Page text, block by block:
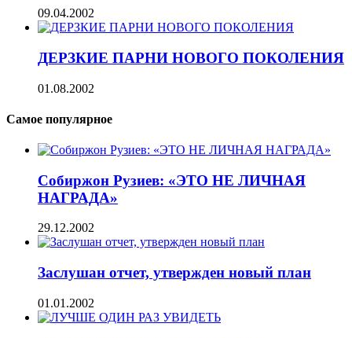
09.04.2002
ДЕРЗКИЕ ПАРНИ НОВОГО ПОКОЛЕНИЯ
01.08.2002
Самое популярное
Собиржон Рузиев: «ЭТО НЕ ЛИЧНАЯ
НАГРАДА»
29.12.2002
Заслушан отчет, утвержден новый план
01.01.2002